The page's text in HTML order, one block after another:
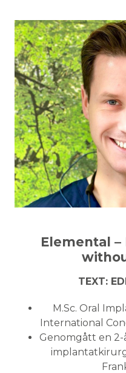
Elemental
TEXT:
M.Sc. Oral
International
Genomgått en